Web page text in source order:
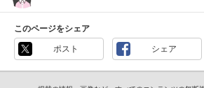
このページをシェア
ポスト シェア